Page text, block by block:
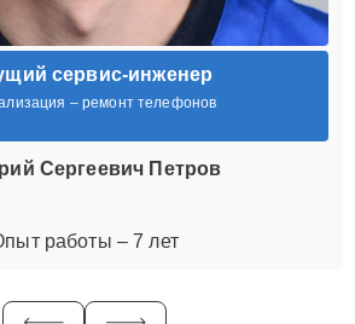
сервис-инженер
– ремонт телефонов
Сергеевич Петров
работы – 7 лет